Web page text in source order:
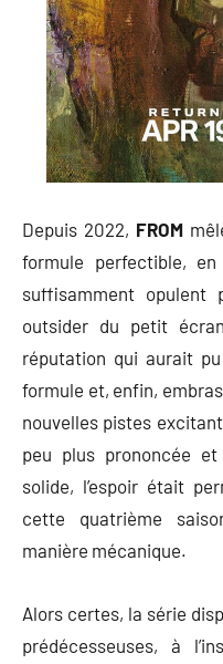
Depuis 2022, FROM
formule perfectible,
suffisamment opulent
outsider du petit
réputation qui aurait
formule et, enfin,
nouvelles pistes
peu plus prononcée
solide, l’espoir était
cette quatrième
manière mécanique.
Alors certes, la série
prédécesseuses, à